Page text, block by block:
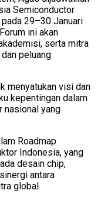
Semiconductor
29–30 Januari
ini akan
serta mitra
peluang
menyatukan visi dan
kepentingan dalam
nasional yang
Roadmap
Indonesia, yang
desain chip,
antara
global.